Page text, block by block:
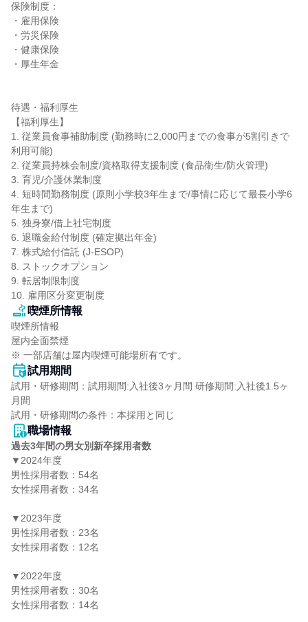
保険制度：
・雇用保険
・労災保険
・健康保険
・厚生年金
待遇・福利厚生
【福利厚生】
1. 従業員食事補助制度 (勤務時に2,000円までの食事が5割引きで
利用可能)
2. 従業員持株会制度/資格取得支援制度 (食品衛生/防火管理)
3. 育児/介護休業制度
4. 短時間勤務制度 (原則小学校3年生まで/事情に応じて最長小学6
年生まで)
5. 独身寮/借上社宅制度
6. 退職金給付制度 (確定拠出年金)
7. 株式給付信託 (J-ESOP)
8. ストックオプション
9. 転居制限制度
10. 雇用区分変更制度
喫煙所情報
喫煙所情報
屋内全面禁煙
※ 一部店舗は屋内喫煙可能場所有です。
試用期間
試用・研修期間：試用期間:入社後3ヶ月間 研修期間:入社後1.5ヶ
月間
職場情報
過去3年間の男女別新卒採用者数
▼2024年度
男性採用者数：54名
女性採用者数：34名
▼2023年度
男性採用者数：23名
女性採用者数：12名
▼2022年度
男性採用者数：30名
女性採用者数：14名